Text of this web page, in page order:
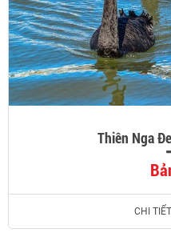
Thiên Nga
CHI